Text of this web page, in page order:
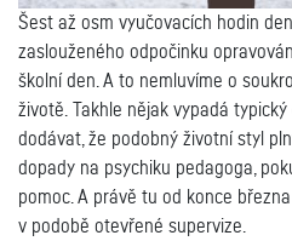
Šest až osm vyučovacích hodin
zaslouženého odpočinku
školní den. A to nemluvíme o
životě.
Takhle nějak vypadá
dodávat, že podobný životní styl
dopady na psychiku pedagoga,
pomoc. A právě tu od konce
v podobě otevřené supervize